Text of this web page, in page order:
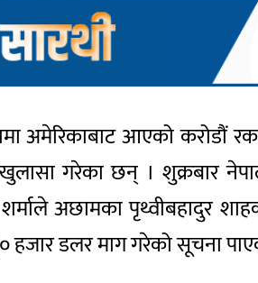
अमेरिकाबाट आएको करोडौं
गरेका छन् । शुक्रबार
अछामका पृथ्वीबहादुर
हजार डलर माग गरेको सूचना